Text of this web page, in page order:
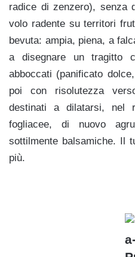
radice di zenzero), senza
volo radente su territori
bevuta: ampia, piena, a
a disegnare un tragitto
abboccati (panificato
poi con risolutezza
destinati a dilatarsi, nel
fogliacee, di nuovo
sottilmente balsamiche. Il
più.